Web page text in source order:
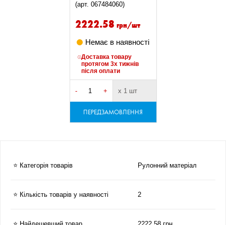
(арт. 067484060)
2222.58 грн/шт
Немає в наявності
Доставка товару
протягом 3х тижнів
після оплати
- + х 1 шт
ПЕРЕДЗАМОВЛЕННЯ
⭐ Категорія товарів Рулонний матеріал
⭐ Кількість товарів у наявності 2